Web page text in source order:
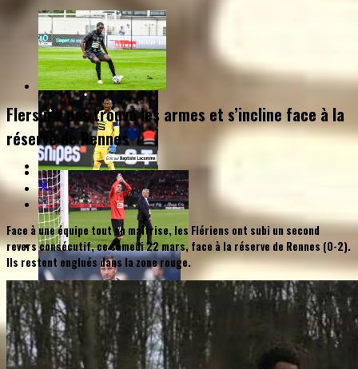
Flers n’a pas trouvé les armes et s’incline face à la
réserve de Rennes
Face à une équipe tout en maîtrise, les Flériens ont subi un second
revers consécutif, ce samedi 22 mars, face à la réserve de Rennes (0-2).
Ils restent englués dans la zone rouge.